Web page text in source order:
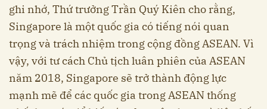
ghi nhớ, Thứ trưởng Trần Quý Kiên cho rằng,
Singapore là một quốc gia có tiếng nói quan
trọng và trách nhiệm trong cộng đồng ASEAN. Vì
vậy, với tư cách Chủ tịch luân phiên của ASEAN
năm 2018, Singapore sẽ trở thành động lực
mạnh mẽ để các quốc gia trong ASEAN thống